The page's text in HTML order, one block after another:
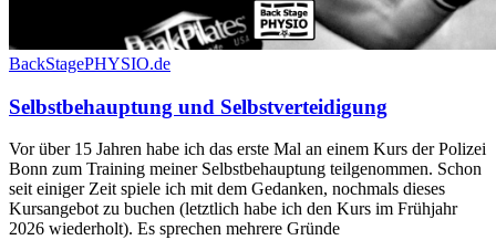
BackStagePHYSIO.de
Selbstbehauptung und Selbstverteidigung
Vor über 15 Jahren habe ich das erste Mal an einem Kurs der Polizei
Bonn zum Training meiner Selbstbehauptung teilgenommen. Schon
seit einiger Zeit spiele ich mit dem Gedanken, nochmals dieses
Kursangebot zu buchen (letztlich habe ich den Kurs im Frühjahr
2026 wiederholt). Es sprechen mehrere Gründe